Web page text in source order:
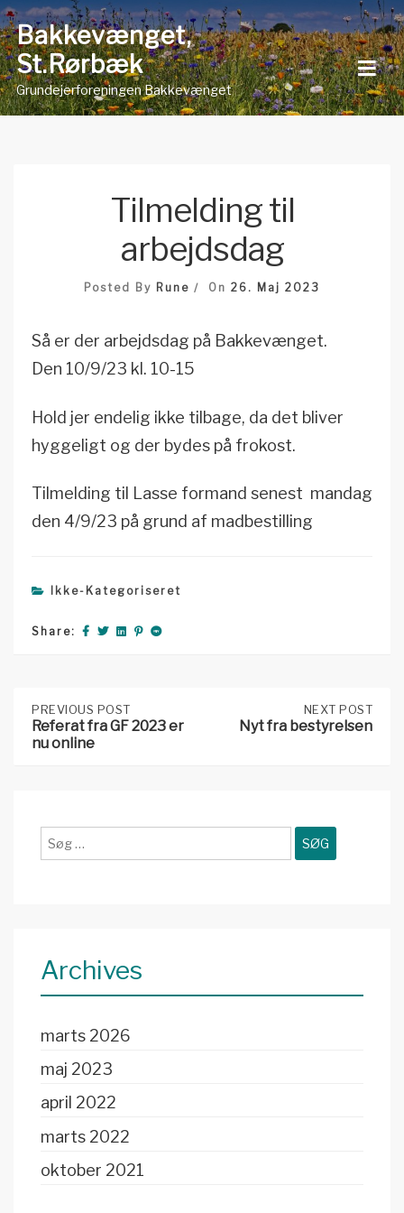
Skip
to
content
Bakkevænget,
St.Rørbæk
Grundejerforeningen Bakkevænget
Tilmelding til
arbejdsdag
Posted By Rune On 26. Maj 2023
Så er der arbejdsdag på Bakkevænget.
Den 10/9/23 kl. 10-15
Hold jer endelig ikke tilbage, da det bliver
hyggeligt og der bydes på frokost.
Tilmelding til Lasse formand senest mandag
den 4/9/23 på grund af madbestilling
Ikke-Kategoriseret
Share:
Post
PREVIOUS
POST:
REFERAT
FRA
ONLINE
PREVIOUS POST
Referat fra GF 2023 er
nu online
POST:
NEXT POST
Nyt fra bestyrelsen
efter:
Archives
marts 2026
maj 2023
april 2022
marts 2022
oktober 2021